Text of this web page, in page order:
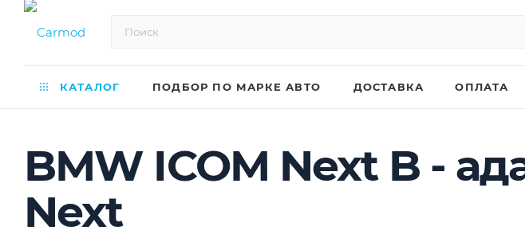
КАТАЛОГ ПОДБОР ПО МАРКЕ АВТО ДОСТАВКА ОПЛАТА
BMW ICOM Next B -
Next